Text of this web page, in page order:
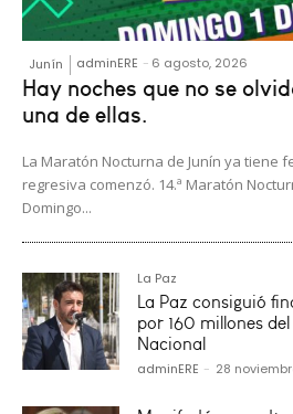
Junín adminERE - 6 agosto, 2026
Hay noches que no se
una de ellas.
La Maratón Nocturna de Junín ya tiene
regresiva comenzó. 14.ª Maratón
Domingo...
La Paz
La Paz consiguió
por 160 millones
Nacional
adminERE - 28